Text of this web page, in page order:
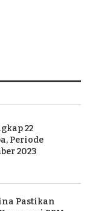
22
Periode
2023
Pastikan